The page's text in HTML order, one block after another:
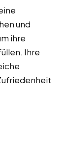
und
ihre
Ihre